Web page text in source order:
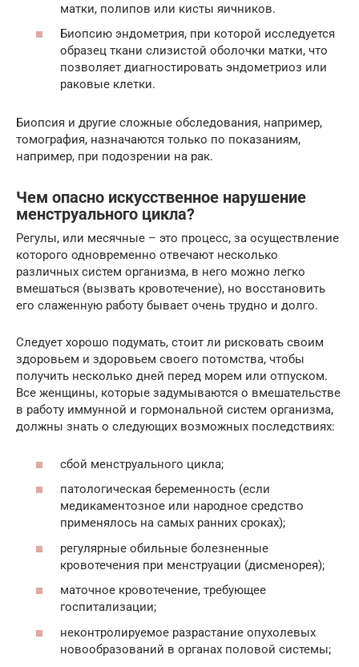
матки, полипов или кисты яичников.
Биопсию эндометрия, при которой исследуется
образец ткани слизистой оболочки матки, что
позволяет диагностировать эндометриоз или
раковые клетки.
Биопсия и другие сложные обследования, например,
томография, назначаются только по показаниям,
например, при подозрении на рак.
Чем опасно искусственное нарушение
менструального цикла?
Регулы, или месячные – это процесс, за осуществление
которого одновременно отвечают несколько
различных систем организма, в него можно легко
вмешаться (вызвать кровотечение), но восстановить
его слаженную работу бывает очень трудно и долго.
Следует хорошо подумать, стоит ли рисковать своим
здоровьем и здоровьем своего потомства, чтобы
получить несколько дней перед морем или отпуском.
Все женщины, которые задумываются о вмешательстве
в работу иммунной и гормональной систем организма,
должны знать о следующих возможных последствиях:
сбой менструального цикла;
патологическая беременность (если
медикаментозное или народное средство
применялось на самых ранних сроках);
регулярные обильные болезненные
кровотечения при менструации (дисменорея);
маточное кровотечение, требующее
госпитализации;
неконтролируемое разрастание опухолевых
новообразований в органах половой системы;